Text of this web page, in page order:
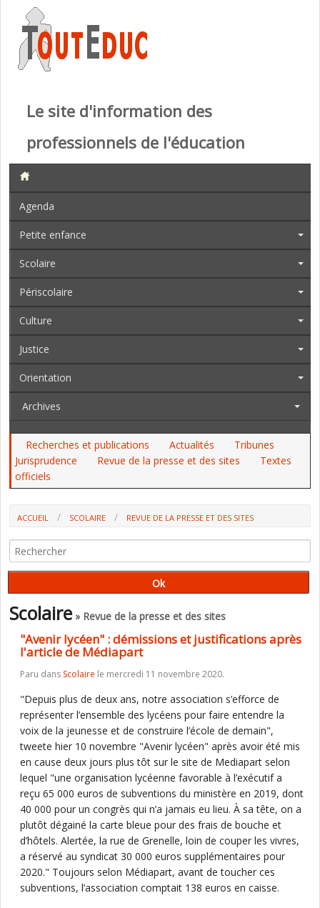
Le site d'information des
professionnels de l'éducation
Agenda
Petite enfance
Scolaire
Périscolaire
Culture
Justice
Orientation
Archives
Recherches et publications Actualités
Tribunes
Jurisprudence
Revue de la presse et des sites
Textes
officiels
ACCUEIL SCOLAIRE
REVUE DE LA PRESSE ET DES SITES
DE MÉDIAPART
Scolaire» Revue de la presse et des sites
"Avenir lycéen" : démissions et justifications après
l'article de Médiapart
Paru dans Scolaire le mercredi 11 novembre 2020.
"Depuis plus de deux ans, notre association s’efforce de
représenter l’ensemble des lycéens pour faire entendre la
voix de la jeunesse et de construire l’école de demain",
tweete hier 10 novembre "Avenir lycéen" après avoir été mis
en cause deux jours plus tôt sur le site de Mediapart selon
lequel "une organisation lycéenne favorable à l’exécutif a
reçu 65 000 euros de subventions du ministère en 2019, dont
40 000 pour un congrès qui n’a jamais eu lieu. À sa tête, on a
plutôt dégainé la carte bleue pour des frais de bouche et
d’hôtels. Alertée, la rue de Grenelle, loin de couper les vivres,
a réservé au syndicat 30 000 euros supplémentaires pour
2020." Toujours selon Médiapart, avant de toucher ces
subventions, l’association comptait 138 euros en caisse.